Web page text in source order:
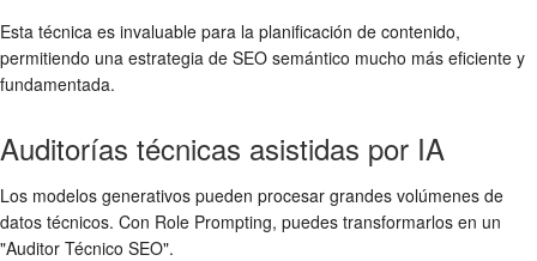
Esta técnica es invaluable para la planificación de contenido,
permitiendo una estrategia de SEO semántico mucho más eficiente y
fundamentada.
Auditorías técnicas asistidas por IA
Los modelos generativos pueden procesar grandes volúmenes de
datos técnicos. Con Role Prompting, puedes transformarlos en un
"Auditor Técnico SEO".